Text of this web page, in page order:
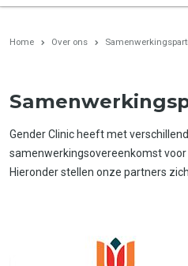
Home Over ons
Gender Clinic heeft met
samenwerkingsovereenkomst
Hieronder stellen onze partners